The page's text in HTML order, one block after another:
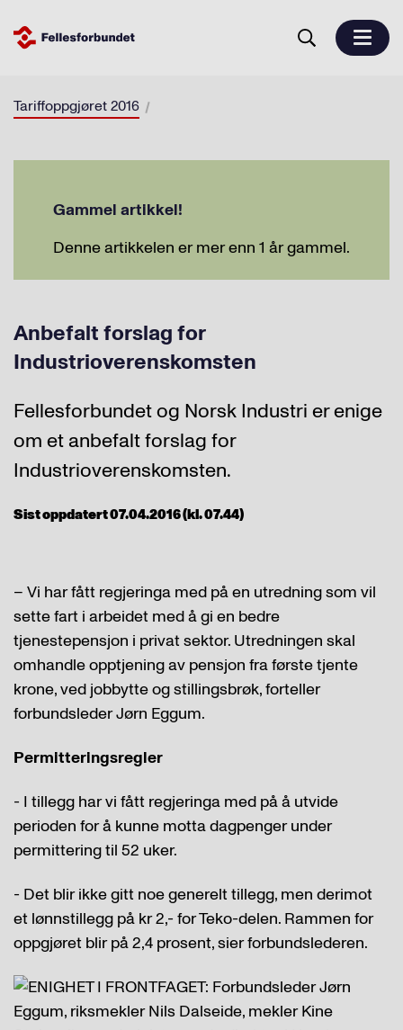
Tariffoppgjøret 2016
Gammel artikkel!
Denne artikkelen er mer enn 1 år gammel.
Anbefalt forslag for
Industrioverenskomsten
Fellesforbundet og Norsk Industri er enige
om et anbefalt forslag for
Industrioverenskomsten.
Sist oppdatert 07.04.2016 (kl. 07.44)
– Vi har fått regjeringa med på en utredning som vil
sette fart i arbeidet med å gi en bedre
tjenestepensjon i privat sektor. Utredningen skal
omhandle opptjening av pensjon fra første tjente
krone, ved jobbytte og stillingsbrøk, forteller
forbundsleder Jørn Eggum.
Permitteringsregler
- I tillegg har vi fått regjeringa med på å utvide
perioden for å kunne motta dagpenger under
permittering til 52 uker.
- Det blir ikke gitt noe generelt tillegg, men derimot
et lønnstillegg på kr 2,- for Teko-delen. Rammen for
oppgjøret blir på 2,4 prosent, sier forbundslederen.